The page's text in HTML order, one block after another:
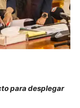
para desplegar